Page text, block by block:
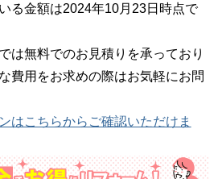
る金額は2024年10月23日時点で
は無料でのお見積りを承っており
費用をお求めの際はお気軽にお問
はこちらからご確認いただけま